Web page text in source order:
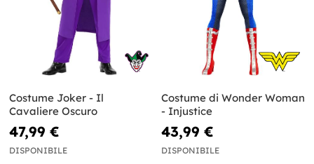
Costume Joker - Il
Cavaliere Oscuro
47,99 €
DISPONIBILE
Costume di Wonder Woman
- Injustice
43,99 €
DISPONIBILE